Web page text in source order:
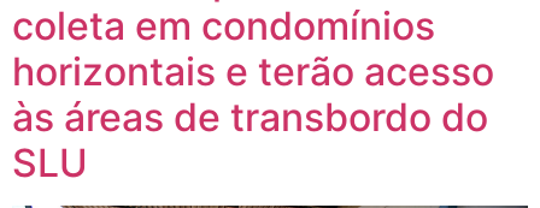
coleta em condomínios
horizontais e terão acesso
às áreas de transbordo do
SLU